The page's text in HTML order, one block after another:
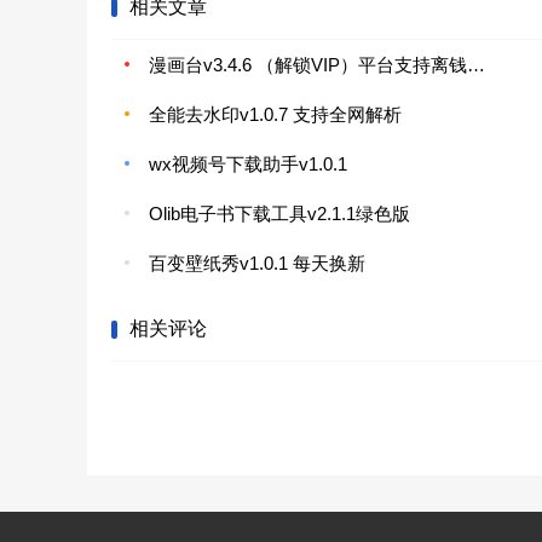
相关文章
漫画台v3.4.6 （解锁VIP）平台支持离钱下载服务
全能去水印v1.0.7 支持全网解析
wx视频号下载助手v1.0.1
Olib电子书下载工具v2.1.1绿色版
百变壁纸秀v1.0.1 每天换新
相关评论